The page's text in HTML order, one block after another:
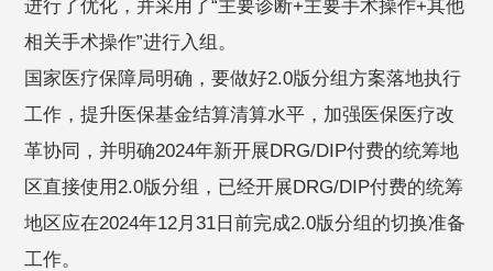
进行了优化，并采用了“主要诊断+主要手术操作+其他
相关手术操作”进行入组。
国家医疗保障局明确，要做好2.0版分组方案落地执行
工作，提升医保基金结算清算水平，加强医保医疗改
革协同，并明确2024年新开展DRG/DIP付费的统筹地
区直接使用2.0版分组，已经开展DRG/DIP付费的统筹
地区应在2024年12月31日前完成2.0版分组的切换准备
工作。